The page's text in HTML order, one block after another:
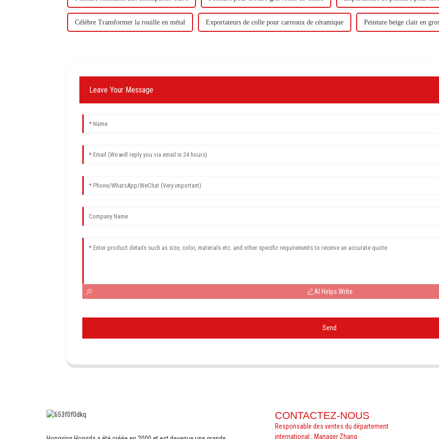
Célèbre Transformer la rouille en métal Exportateurs de colle pour carreaux de céramique Peinture beige clair en
Leave Your Message
AI Helps Write
Send
CONTACTEZ-NOUS
Responsable des ventes du département
international : Manager Zhang